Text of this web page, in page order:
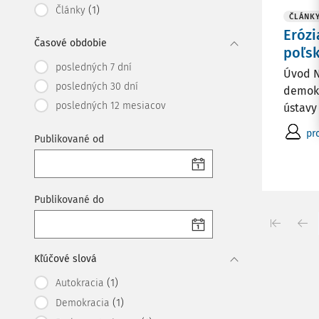
Články (1)
Časové obdobie
posledných 7 dní
posledných 30 dní
posledných 12 mesiacov
Publikované od
Publikované do
Kľúčové slová
Autokracia (1)
Demokracia (1)
ČLÁNKY
Úvod
ústavy